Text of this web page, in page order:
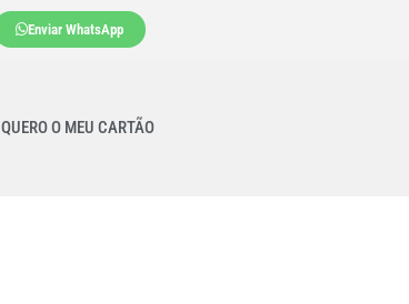
Enviar WhatsApp
QUERO O MEU CARTÃO